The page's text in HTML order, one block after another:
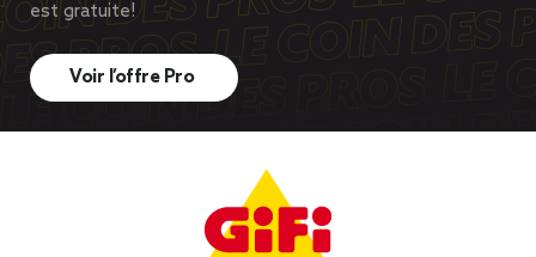
est gratuite!
Voir l’offre Pro